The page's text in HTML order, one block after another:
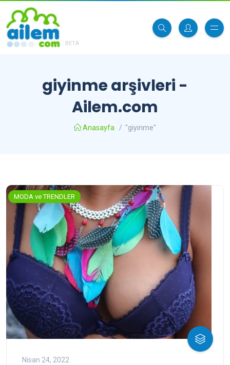
BETA
giyinme arşivleri -
Ailem.com
Anasayfa / "giyinme"
MODA ve TRENDLER
Nisan 24, 2022